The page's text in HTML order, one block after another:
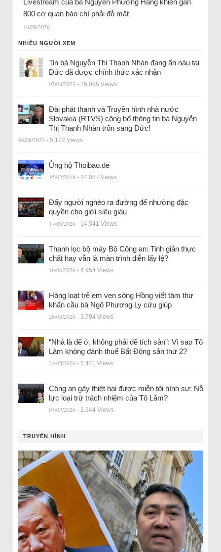
Livestream của bà Nguyễn Phương Hằng khiến gần
800 cơ quan báo chí phải đỏ mặt
10/08/2026
NHIỀU NGƯỜI XEM
Tin bà Nguyễn Thị Thanh Nhàn đang ẩn náu tại
Đức đã được chính thức xác nhận
07/08/2023 - 15.095 Views
Đài phát thanh và Truyền hình nhà nước
Slovakia (RTVS) công bố thông tin bà Nguyễn
Thị Thanh Nhàn trốn sang Đức!
06/08/2023 - 5.172 Views
Ủng hộ Thoibao.de
15/02/2018 - 24.087 Views
Đẩy người nghèo ra đường để nhường đặc
quyền cho giới siêu giàu
17/06/2026 - 14.541 Views
Thanh lọc bộ máy Bộ Công an: Tinh giản thực
chất hay vẫn là màn trình diễn lấy lệ?
16/06/2026 - 4.954 Views
Hàng loạt trẻ em ven sông Hồng viết tâm thư
khẩn cầu bà Ngô Phương Ly cứu giúp
28/05/2026 - 3.794 Views
“Nhà là để ở, không phải để tích sản”: Vì sao Tô
Lâm không đánh thuế Bất Động sản thứ 2?
24/05/2026 - 2.441 Views
Công an gây thiệt hại được miễn tội hình sự: Nỗ
lực loại trừ trách nhiệm của Tô Lâm?
07/07/2026 - 2.344 Views
TRUYỀN HÌNH